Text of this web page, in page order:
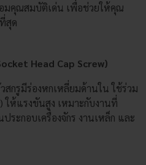
มคุณสมบัติเด่น เพื่อช่วยให้คุณ
สุด
Head Cap Screw)
กรูมีร่องหกเหลี่ยมด้านใน ใช้ร่วม
ให้แรงขันสูง เหมาะกับงานที่
ระกอบเครื่องจักร งานเหล็ก และ